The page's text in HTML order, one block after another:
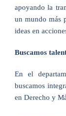
apoyando la
un mundo más
ideas en
Buscamos
En el
buscamos
en Derecho y